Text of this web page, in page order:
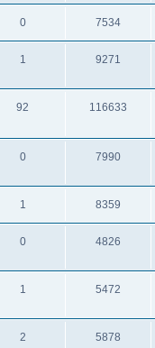
0 7534
1 9271
92 116633
0 7990
1 8359
0 4826
1 5472
2 5878